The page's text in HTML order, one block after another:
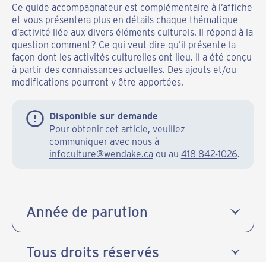
Ce guide accompagnateur est complémentaire à l’affiche
et vous présentera plus en détails chaque thématique
d’activité liée aux divers éléments culturels. Il répond à la
question comment? Ce qui veut dire qu’il présente la
façon dont les activités culturelles ont lieu. Il a été conçu
à partir des connaissances actuelles. Des ajouts et/ou
modifications pourront y être apportées.
Disponible sur demande
Pour obtenir cet article, veuillez
communiquer avec nous à
infoculture@wendake.caou au 418 842-1026.
Année de parution
Tous droits réservés